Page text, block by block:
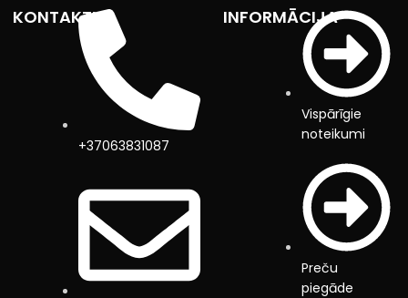
KONTAKTI
+37063831087
INFORMĀCIJA
Vispārīgie
noteikumi
Preču
piegāde